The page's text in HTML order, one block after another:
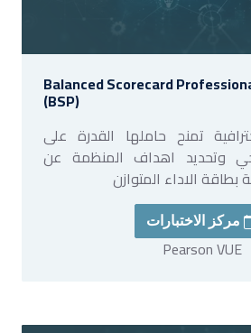
Balanced Scorecard
(BSP)
تمنح حاملها القدرة على
وتحديد اهداف المنظمة عن
الاداء المتوازن
مركز الاختبارات
Pearson VUE